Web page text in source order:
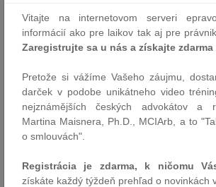
pri podnikaní. Zákon týmto otvára
vklady, ktoré môžu mať hmotnú aj
tak ako vklad tichého spoločníka môžu
know-how či iné práva duševného
kombinovaný, napríklad čiastočne vo forme
ako prístup k technickému riešeniu
V kapitálových obchodných spoločnostiach
v prípade, že podnikateľ nemá možnosť
existujúcich spoločníkov (spoločnosť s
alebo upisovaním akcií (akciová spoločnosť).
Vitajte na internetovom serveri
informácií ako pre laikov tak aj pre
Zaregistrujte sa u nás a získajte
Pretože si vážíme Vašeho záujmu,
darček v podobe unikátneho video
nejznámějších českých advokátov a
Martina Maisnera, Ph.D., MCIArb, a to
o smlouvách".
Registrácia je zdarma, k ničomu
získáte každý týždeň prehľad o novinkách